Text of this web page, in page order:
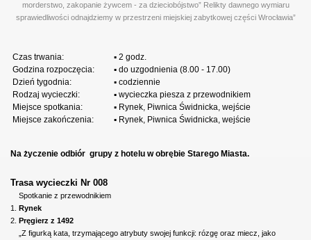
morderstwo, zakopanie żywcem - za dzieciobójstwo” Relikty dawnego wymiaru
sprawiedliwości odnajdziemy w przestrzeni miejskiej zabytkowej części Wrocławia”
Czas trwania:
Godzina rozpoczęcia:
Dzień tygodnia:
Rodzaj wycieczki:
Miejsce spotkania:
Miejsce zakończenia:
▪ 2 godz.
▪ do uzgodnienia (8.00 - 17.00)
▪ codziennie
▪ wycieczka piesza z przewodnikiem
▪ Rynek, Piwnica Świdnicka, wejście
▪ Rynek, Piwnica Świdnicka, wejście
Na życzenie odbiór grupy z hotelu w obrębie Starego Miasta.
Trasa wycieczki Nr 008
Spotkanie z przewodnikiem
1. Rynek
2. Pręgierz z 1492
„Z figurką kata, trzymającego atrybuty swojej funkcji: rózgę oraz miecz, jako